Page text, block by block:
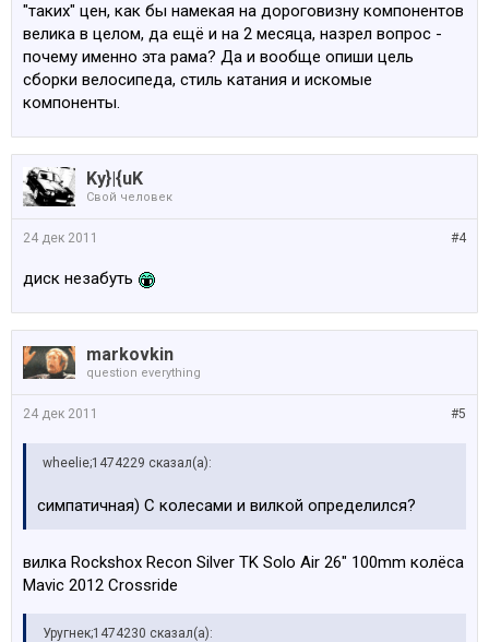
"таких" цен, как бы намекая на дороговизну компонентов
велика в целом, да ещё и на 2 месяца, назрел вопрос -
почему именно эта рама? Да и вообще опиши цель
сборки велосипеда, стиль катания и искомые
компоненты.
Ky}|{uK
Свой человек
#4
24 дек 2011
диск незабуть
markovkin
question everything
#5
24 дек 2011
wheelie;1474229 сказал(а):
симпатичная) С колесами и вилкой определился?
вилка Rockshox Recon Silver TK Solo Air 26" 100mm колёса
Mavic 2012 Crossride
Уругнек;1474230 сказал(а):